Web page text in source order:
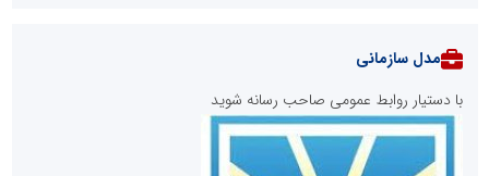
مدل سازمانی
با دستیار روابط عمومی صاحب رسانه شوید